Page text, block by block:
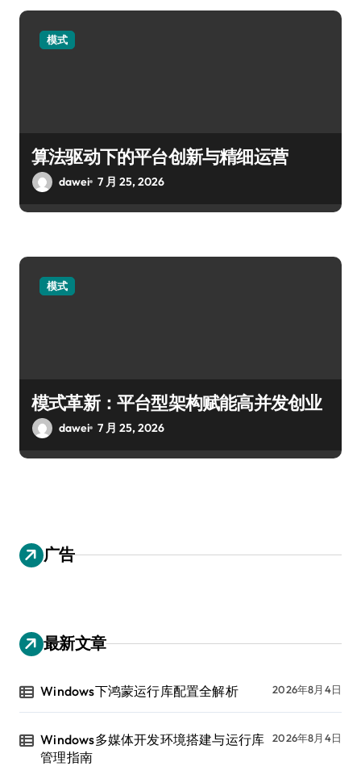
模式
算法驱动下的平台创新与精细运营
dawei 7 月 25, 2026
模式
模式革新：平台型架构赋能高并发创业
dawei 7 月 25, 2026
广告
最新文章
Windows下鸿蒙运行库配置全解析 2026年8月4日
Windows多媒体开发环境搭建与运行库
管理指南
2026年8月4日